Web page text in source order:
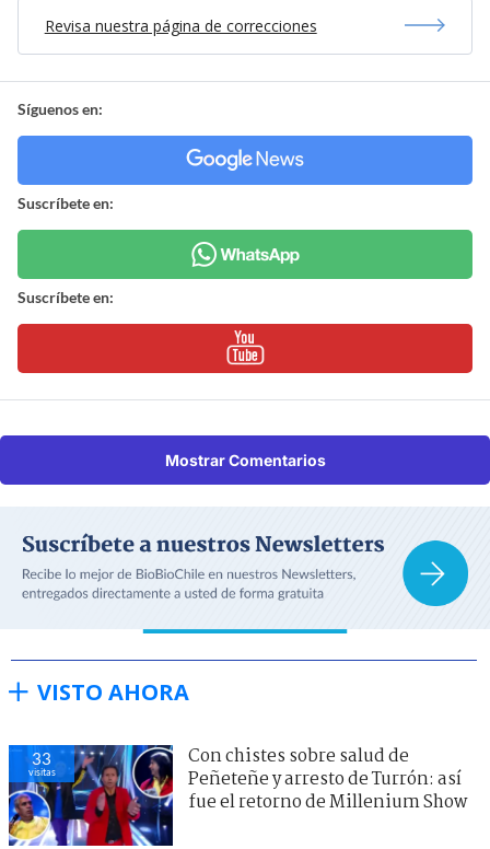
Revisa nuestra página de correcciones
Síguenos en:
Suscríbete en:
Suscríbete en:
Mostrar Comentarios
VISTO AHORA
33
visitas
Con chistes sobre salud de
Peñeteñe y arresto de Turrón: así
fue el retorno de Millenium Show